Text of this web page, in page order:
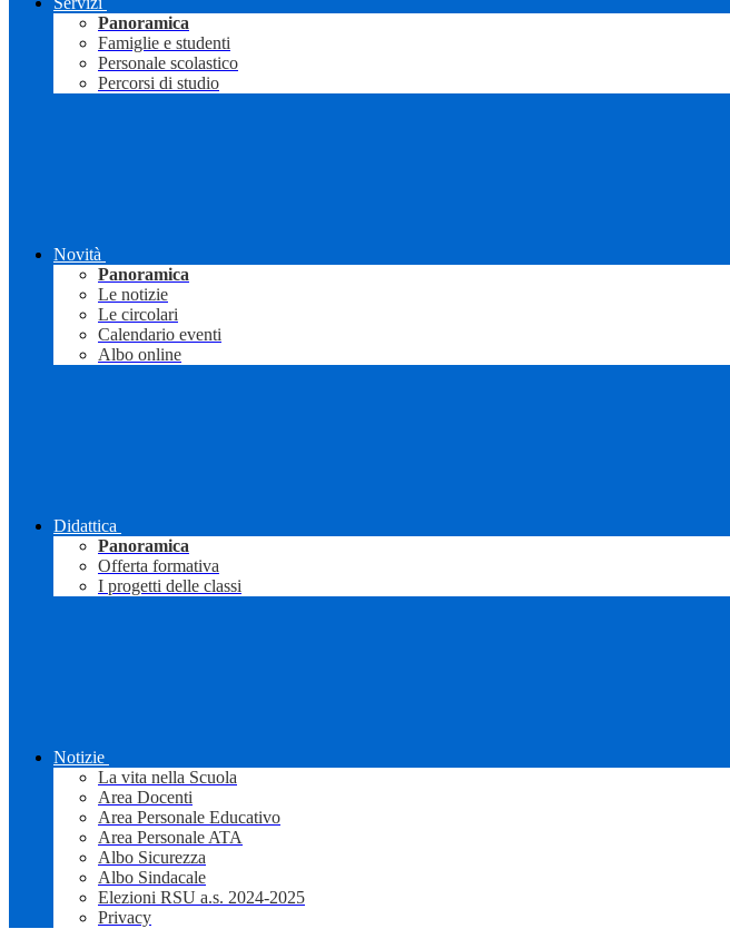
Panoramica
Famiglie e studenti
Personale scolastico
Percorsi di studio
Novità
Panoramica
Le notizie
Le circolari
Calendario eventi
Albo online
Didattica
Panoramica
Offerta formativa
I progetti delle classi
Notizie
La vita nella Scuola
Area Docenti
Area Personale Educativo
Area Personale ATA
Albo Sicurezza
Albo Sindacale
Elezioni RSU a.s. 2024-2025
Privacy